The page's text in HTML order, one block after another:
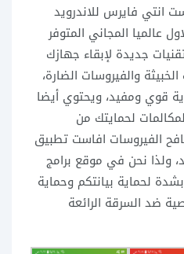
انتي فايرس للاندرويد
عالميا المجاني المتوفر
جديدة لإبقاء جهازك
والفيروسات الضارة،
قوي ومفيد، ويحتوي أيضا
لحمايتك من
الفيروسات افاست تطبيق
ولذا نحن في موقع برامج
لحماية بيانتكم وحماية
ضد السرقة الرائعة